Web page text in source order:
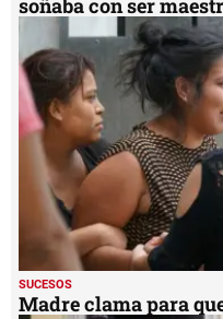
soñaba con ser
SUCESOS
Madre clama para